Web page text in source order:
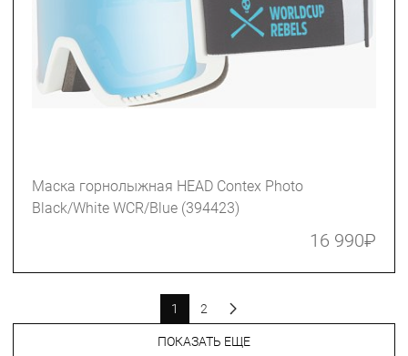
Маска горнолыжная HEAD Contex Photo
Black/White WCR/Blue (394423)
16 990₽
ПОКАЗАТЬ ЕЩЕ
1 2